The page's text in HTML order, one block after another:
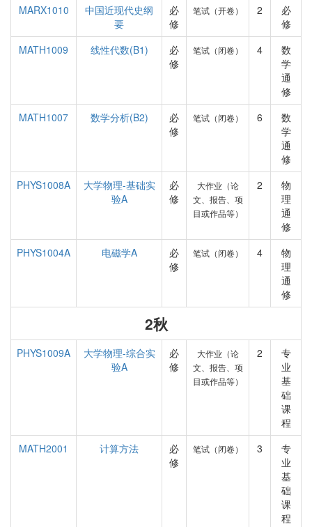
MARX1010
中国近现代史纲
要
必
修
笔试（开卷） 2
必
修
MATH1009
线性代数(B1)
必
修
笔试（闭卷） 4
数
学
通
修
MATH1007
数学分析(B2)
必
修
笔试（闭卷） 6
数
学
通
修
PHYS1008A
大学物理-基础实
验A
必
修
大作业（论
文、报告、项
目或作品等）
2
物
理
通
修
PHYS1004A
电磁学A
必
修
笔试（闭卷） 4
物
理
通
修
2秋
PHYS1009A
大学物理-综合实
验A
必
修
大作业（论
文、报告、项
目或作品等）
2
专
业
基
础
课
程
MATH2001
计算方法
必
修
笔试（闭卷） 3
专
业
基
础
课
程